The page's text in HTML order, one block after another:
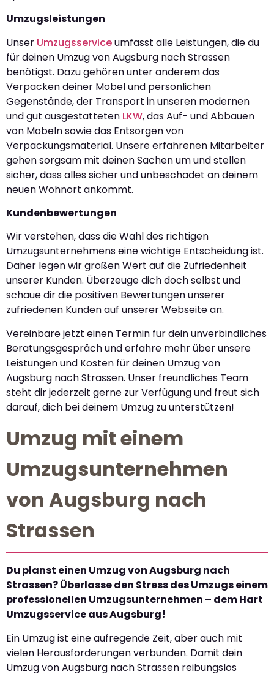
Umzugsleistungen
Unser Umzugsserviceumfasst alle Leistungen, die du
für deinen Umzug von Augsburg nach Strassen
benötigst. Dazu gehören unter anderem das
Verpacken deiner Möbel und persönlichen
Gegenstände, der Transport in unseren modernen
und gut ausgestatteten LKW, das Auf- und Abbauen
von Möbeln sowie das Entsorgen von
Verpackungsmaterial. Unsere erfahrenen Mitarbeiter
gehen sorgsam mit deinen Sachen um und stellen
sicher, dass alles sicher und unbeschadet an deinem
neuen Wohnort ankommt.
Kundenbewertungen
Wir verstehen, dass die Wahl des richtigen
Umzugsunternehmens eine wichtige Entscheidung ist.
Daher legen wir großen Wert auf die Zufriedenheit
unserer Kunden. Überzeuge dich doch selbst und
schaue dir die positiven Bewertungen unserer
zufriedenen Kunden auf unserer Webseite an.
Vereinbare jetzt einen Termin für dein unverbindliches
Beratungsgespräch und erfahre mehr über unsere
Leistungen und Kosten für deinen Umzug von
Augsburg nach Strassen. Unser freundliches Team
steht dir jederzeit gerne zur Verfügung und freut sich
darauf, dich bei deinem Umzug zu unterstützen!
Umzug mit einem
Umzugsunternehmen
von Augsburg nach
Strassen
Du planst einen Umzug von Augsburg nach
Strassen? Überlasse den Stress des Umzugs einem
professionellen Umzugsunternehmen – dem Hart
Umzugsservice aus Augsburg!
Ein Umzug ist eine aufregende Zeit, aber auch mit
vielen Herausforderungen verbunden. Damit dein
Umzug von Augsburg nach Strassen reibungslos